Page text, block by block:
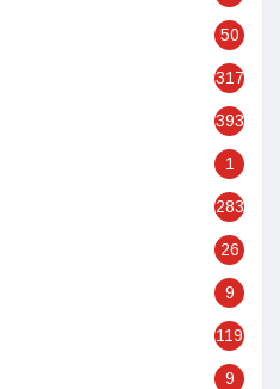
50
317
393
1
283
26
9
119
9